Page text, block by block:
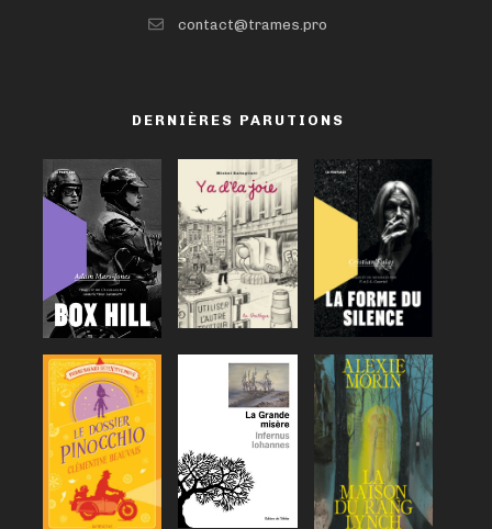
contact@trames.pro
DERNIÈRES PARUTIONS